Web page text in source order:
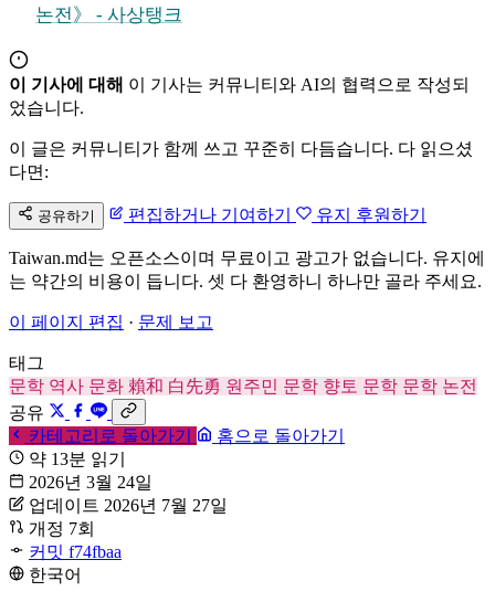
논전》 - 사상탱크
이 기사에 대해 이 기사는 커뮤니티와 AI의 협력으로 작성되
었습니다.
이 글은 커뮤니티가 함께 쓰고 꾸준히 다듬습니다. 다 읽으셨
다면:
공유하기 편집하거나 기여하기 유지 후원하기
Taiwan.md는 오픈소스이며 무료이고 광고가 없습니다. 유지에
는 약간의 비용이 듭니다. 셋 다 환영하니 하나만 골라 주세요.
이 페이지 편집 · 문제 보고
태그
문학 역사 문화 賴和 白先勇 원주민 문학 향토 문학 문학 논전
공유
카테고리로 돌아가기
홈으로 돌아가기
약 13분 읽기
2026년 3월 24일
업데이트 2026년 7월 27일
개정 7회
커밋 f74fbaa
한국어